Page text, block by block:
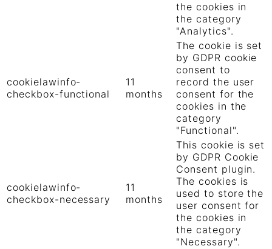
the cookies in
the category
"Analytics".
cookielawinfo-
checkbox-functional
11
months
The cookie is set
by GDPR cookie
consent to
record the user
consent for the
cookies in the
category
"Functional".
cookielawinfo-
checkbox-necessary
11
months
This cookie is set
by GDPR Cookie
Consent plugin.
The cookies is
used to store the
user consent for
the cookies in
the category
"Necessary".